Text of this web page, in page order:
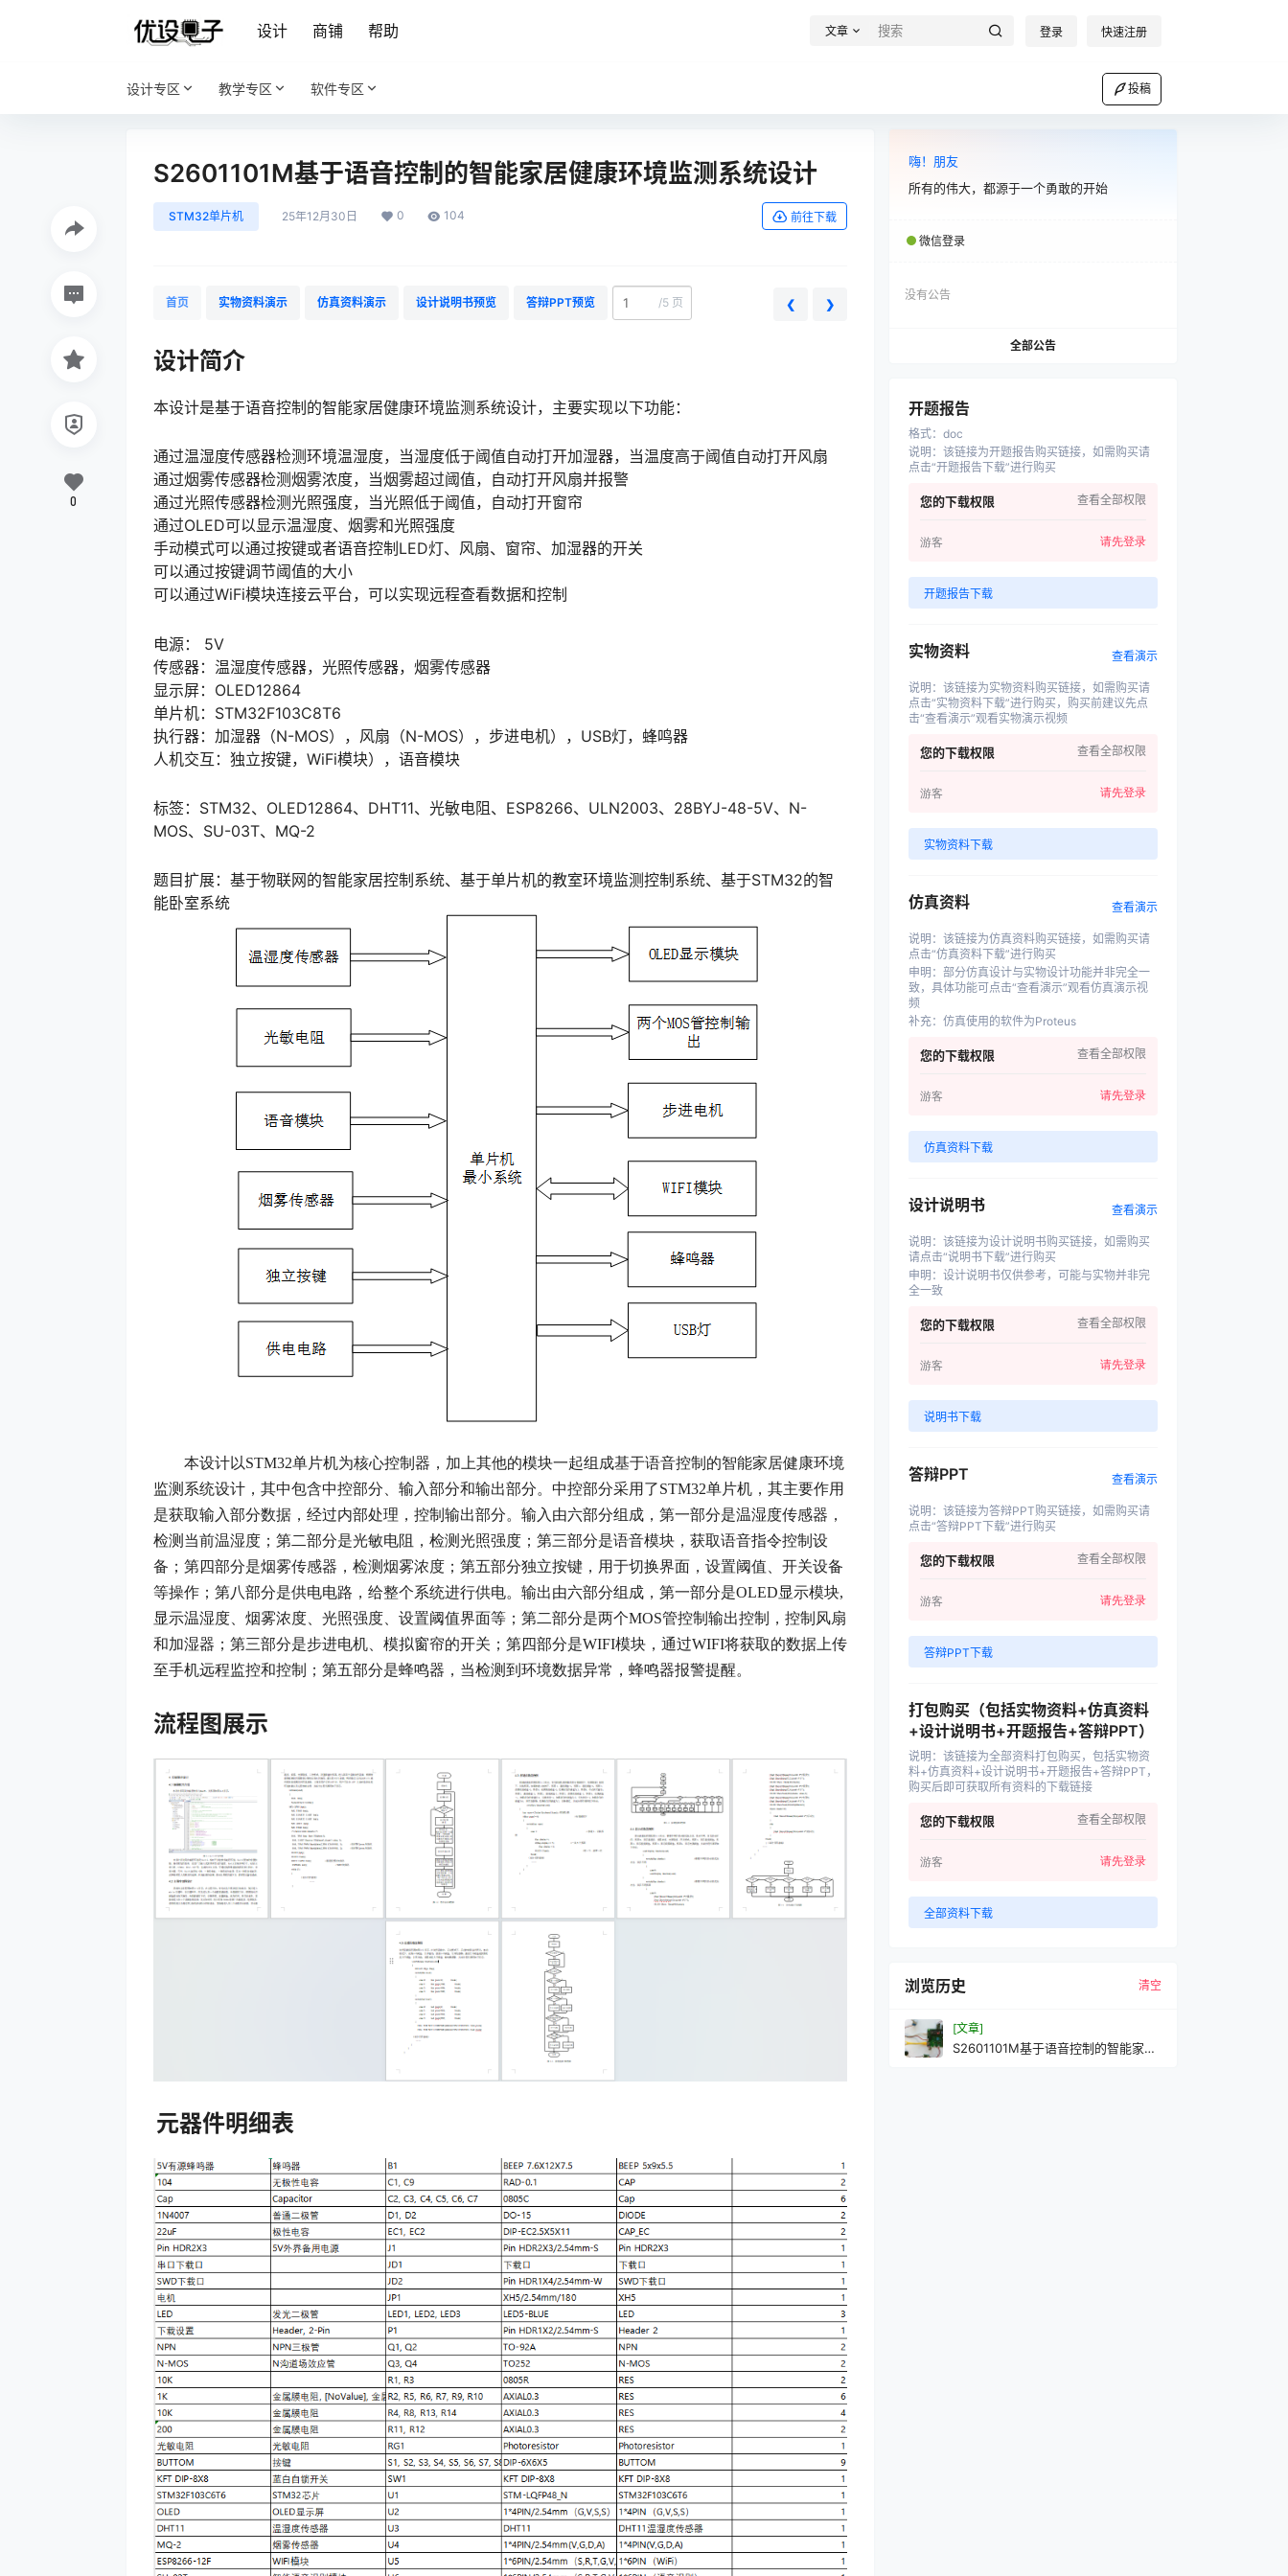
设计 商铺 帮助 文章 登录 快速注册
设计专区 教学专区 软件专区 投稿
S2601101M基于语音控制的智能家居健康环境监测系统设计
STM32单片机 25年12月30日 0 104 前往下载
首页 实物资料演示 仿真资料演示 设计说明书预览 答辩PPT预览 /5 页 ❮ ❯
设计简介
本设计是基于语音控制的智能家居健康环境监测系统设计，主要实现以下功能：
通过温湿度传感器检测环境温湿度，当湿度低于阈值自动打开加湿器，当温度高于阈值自动打开风扇
通过烟雾传感器检测烟雾浓度，当烟雾超过阈值，自动打开风扇并报警
通过光照传感器检测光照强度，当光照低于阈值，自动打开窗帘
通过OLED可以显示温湿度、烟雾和光照强度
手动模式可以通过按键或者语音控制LED灯、风扇、窗帘、加湿器的开关
可以通过按键调节阈值的大小
可以通过WiFi模块连接云平台，可以实现远程查看数据和控制
电源： 5V
传感器：温湿度传感器，光照传感器，烟雾传感器
显示屏：OLED12864
单片机：STM32F103C8T6
执行器：加湿器（N-MOS），风扇（N-MOS），步进电机），USB灯，蜂鸣器
人机交互：独立按键，WiFi模块），语音模块
标签：STM32、OLED12864、DHT11、光敏电阻、ESP8266、ULN2003、28BYJ-48-5V、N-
MOS、SU-03T、MQ-2
题目扩展：基于物联网的智能家居控制系统、基于单片机的教室环境监测控制系统、基于STM32的智
能卧室系统
本设计以STM32单片机为核心控制器，加上其他的模块一起组成基于语音控制的智能家居健康环境
监测系统设计 ，其中包含中控部分、输入部分和输出部分。中控部分采用了STM32单片机，其主要作用
是获取输入部分数据，经过内部处理，控制输出部分。输入由六部分组成，第一部分是温湿度传感器，
检测当前温湿度；第二部分是光敏电阻，检测光照强度；第三部分是语音模块，获取语音指令控制设
备；第四部分是烟雾传感器，检测烟雾浓度；第五部分独立按键，用于切换界面，设置阈值、开关设备
等操作； 第八部分是供电电路，给整个系统进行供电。输出由六部分组成，第一部分是OLED显示模块,
显示温湿度、烟雾浓度、光照强度、设置阈值界面等 ；第二部分是两个MOS管控制输出控制，控制风扇
和加湿器；第三部分是步进电机、模拟窗帘的开关；第四部分是WIFI模块，通过WIFI将获取的数据上传
至手机远程监控和控制；第五部分是蜂鸣器 ， 当检测到环境数据异常，蜂鸣器报警提醒。
流程图展示
元器件明细表
0
嗨！朋友
所有的伟大，都源于一个勇敢的开始
微信登录
没有公告
全部公告
开题报告
格式： doc
说明 ： 该链接为开题报告购买链接，如需购买请
点击“开题报告下载”进行购买
您的下载权限 查看全部权限
游客 请先登录
开题报告下载
实物资料 查看演示
说明 ： 该链接为实物资料购买链接，如需购买请
点击“实物资料下载”进行购买，购买前建议先点
击“查看演示”观看实物演示视频
您的下载权限 查看全部权限
游客 请先登录
实物资料下载
仿真资料 查看演示
说明 ： 该链接为仿真资料购买链接，如需购买请
点击“仿真资料下载”进行购买
申明 ： 部分仿真设计与实物设计功能并非完全一
致，具体功能可点击“查看演示”观看仿真演示视
频
补充： 仿真使用的软件为Proteus
您的下载权限 查看全部权限
游客 请先登录
仿真资料下载
设计说明书 查看演示
说明 ： 该链接为设计说明书购买链接，如需购买
请点击“说明书下载”进行购买
申明 ： 设计说明书仅供参考，可能与实物并非完
全一致
您的下载权限 查看全部权限
游客 请先登录
说明书下载
答辩PPT 查看演示
说明 ： 该链接为答辩PPT购买链接，如需购买请
点击“答辩PPT下载”进行购买
您的下载权限 查看全部权限
游客 请先登录
答辩PPT下载
打包购买（包括实物资料+仿真资料
+设计说明书+开题报告+答辩PPT）
说明 ： 该链接为全部资料打包购买，包括实物资
料+仿真资料+设计说明书+开题报告+答辩PPT，
购买后即可获取所有资料的下载链接
您的下载权限 查看全部权限
游客 请先登录
全部资料下载
浏览历史 清空
[文章]
S2601101M基于语音控制的智能家居